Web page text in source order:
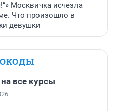
Москвичка исчезла
Что произошло в
девушки
все курсы